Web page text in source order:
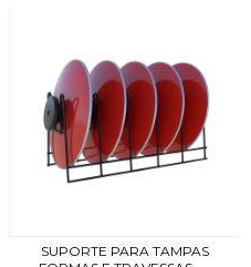
SUPORTE PARA TAMPAS